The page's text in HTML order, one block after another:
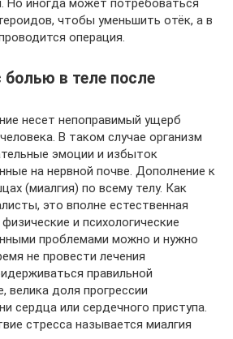
Но иногда может потребоваться
чтобы уменьшить отёк, а в
операция.
болью в теле после
несет непоправимый ущерб
В таком случае организм
эмоции и избыток
на нервной почве. Дополнение к
(миалгия) по всему телу. Как
это вполне естественная
и психологические
проблемами можно и нужно
не провести лечения
правильной
велика доля прогрессии
сердца или сердечного приступа.
стресса называется миалгия